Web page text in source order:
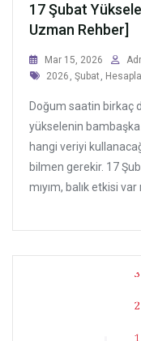
17 Şubat
Uzman Rehber]
Mar 15, 2026
Tags
2026 , Şubat ,
Doğum saatin birkaç
yükselenin
hangi veriyi
bilmen gerekir. 17
mıyım, balık etkisi